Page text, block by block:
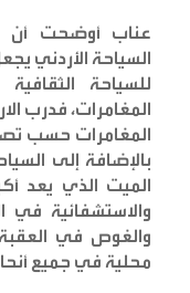
عناب أوضحت أن
السياحة الأردني
للسياحة الثقافية
المغامرات، فدرب
المغامرات حسب
بالإضافة إلى
الميت الذي يعد
والاستشفائية في
محلية في جميع